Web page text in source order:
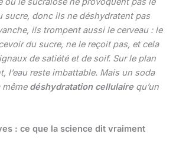
sucre, donc ils ne déshydratent pas
ils trompent aussi le cerveau : le
du sucre, ne le reçoit pas, et cela
de satiété et de soif. Sur le plan
l’eau reste imbattable. Mais un soda
même déshydratation cellulairequ’un
: ce que la science dit vraiment